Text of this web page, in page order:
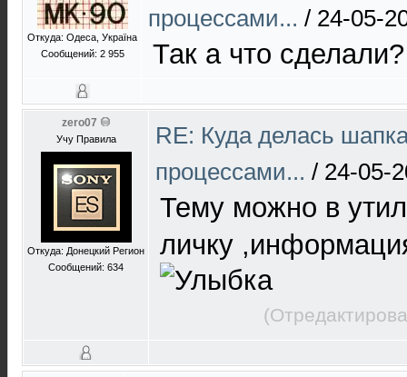
Откуда: Одеса, Україна
Сообщений: 2 955
процессами... / 24-05-
Так а что сделали?
zero07
Учу Правила
Откуда: Донецкий Регион
Сообщений: 634
RE: Куда делась
процессами... / 24-05-
Тему можно в
личку